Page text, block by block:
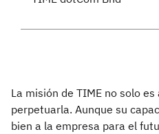
La misión de TIME no solo
perpetuarla. Aunque su
bien a la empresa para el